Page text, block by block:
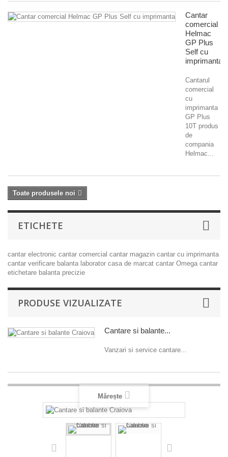
Cantar
comercial
Helmac
GP Plus
Self cu
imprimanta
Cantarul
comercial
cu
imprimanta
GP Plus
10T produs
de
compania
Helmac...
Toate produsele noi
ETICHETE
cantar electronic cantar comercial cantar magazin cantar cu imprimanta
cantar verificare balanta laborator casa de marcat cantar Omega cantar
etichetare balanta precizie
PRODUSE VIZUALIZATE
Cantare si balante...
Vanzari si service cantare...
Mărește